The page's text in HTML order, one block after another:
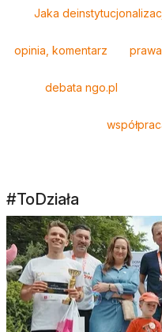
Jaka
opinia, komentarz
debata ngo.pl
#ToDziała